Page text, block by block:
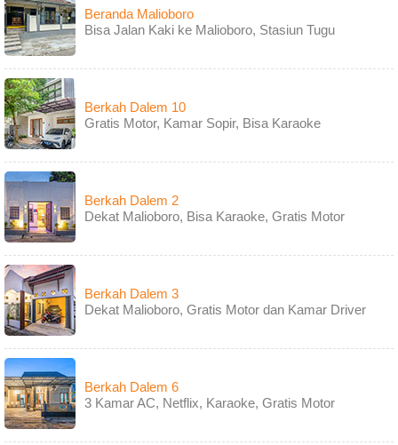
Beranda Malioboro
Bisa Jalan Kaki ke Malioboro, Stasiun Tugu
Berkah Dalem 10
Gratis Motor, Kamar Sopir, Bisa Karaoke
Berkah Dalem 2
Dekat Malioboro, Bisa Karaoke, Gratis Motor
Berkah Dalem 3
Dekat Malioboro, Gratis Motor dan Kamar Driver
Berkah Dalem 6
3 Kamar AC, Netflix, Karaoke, Gratis Motor